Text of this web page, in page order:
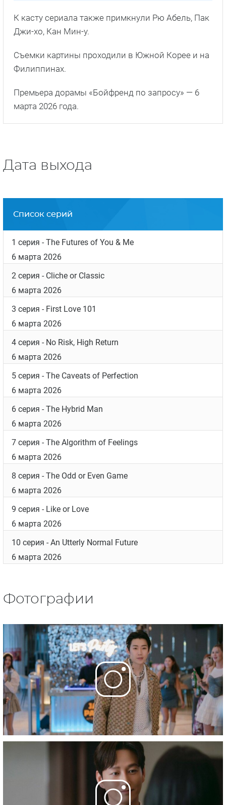
К касту сериала также примкнули Рю Абель, Пак
Джи-хо, Кан Мин-у.
Съемки картины проходили в Южной Корее и на
Филиппинах.
Премьера дорамы «Бойфренд по запросу» — 6
марта 2026 года.
Дата выхода
Список серий
1 серия - The Futures of You & Me
6 марта 2026
2 серия - Cliche or Classic
6 марта 2026
3 серия - First Love 101
6 марта 2026
4 серия - No Risk, High Return
6 марта 2026
5 серия - The Caveats of Perfection
6 марта 2026
6 серия - The Hybrid Man
6 марта 2026
7 серия - The Algorithm of Feelings
6 марта 2026
8 серия - The Odd or Even Game
6 марта 2026
9 серия - Like or Love
6 марта 2026
10 серия - An Utterly Normal Future
6 марта 2026
Фотографии